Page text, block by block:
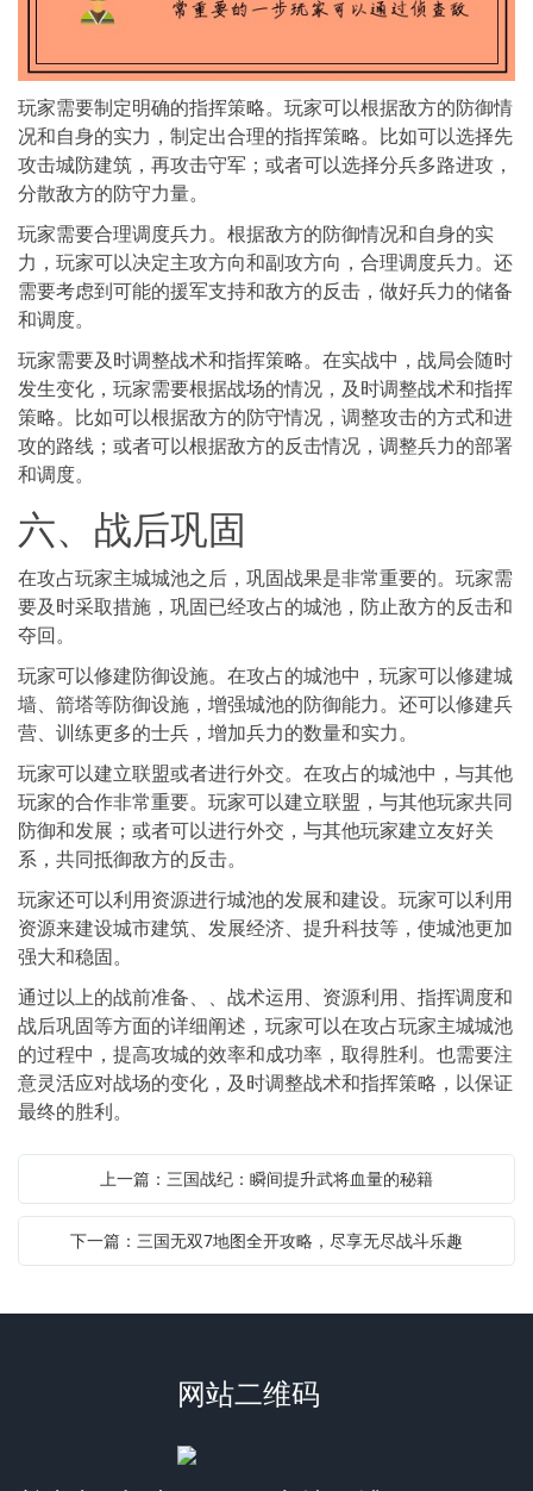
玩家需要制定明确的指挥策略。玩家可以根据敌方的防御情
况和自身的实力，制定出合理的指挥策略。比如可以选择先
攻击城防建筑，再攻击守军；或者可以选择分兵多路进攻，
分散敌方的防守力量。
玩家需要合理调度兵力。根据敌方的防御情况和自身的实
力，玩家可以决定主攻方向和副攻方向，合理调度兵力。还
需要考虑到可能的援军支持和敌方的反击，做好兵力的储备
和调度。
玩家需要及时调整战术和指挥策略。在实战中，战局会随时
发生变化，玩家需要根据战场的情况，及时调整战术和指挥
策略。比如可以根据敌方的防守情况，调整攻击的方式和进
攻的路线；或者可以根据敌方的反击情况，调整兵力的部署
和调度。
六、战后巩固
在攻占玩家主城城池之后，巩固战果是非常重要的。玩家需
要及时采取措施，巩固已经攻占的城池，防止敌方的反击和
夺回。
玩家可以修建防御设施。在攻占的城池中，玩家可以修建城
墙、箭塔等防御设施，增强城池的防御能力。还可以修建兵
营、训练更多的士兵，增加兵力的数量和实力。
玩家可以建立联盟或者进行外交。在攻占的城池中，与其他
玩家的合作非常重要。玩家可以建立联盟，与其他玩家共同
防御和发展；或者可以进行外交，与其他玩家建立友好关
系，共同抵御敌方的反击。
玩家还可以利用资源进行城池的发展和建设。玩家可以利用
资源来建设城市建筑、发展经济、提升科技等，使城池更加
强大和稳固。
通过以上的战前准备、、战术运用、资源利用、指挥调度和
战后巩固等方面的详细阐述，玩家可以在攻占玩家主城城池
的过程中，提高攻城的效率和成功率，取得胜利。也需要注
意灵活应对战场的变化，及时调整战术和指挥策略，以保证
最终的胜利。
上一篇：三国战纪：瞬间提升武将血量的秘籍
下一篇：三国无双7地图全开攻略，尽享无尽战斗乐趣
网站二维码